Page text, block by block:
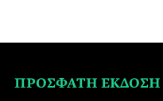
ΠΡΟΣΦΑΤΗ ΕΚΔΟΣΗ